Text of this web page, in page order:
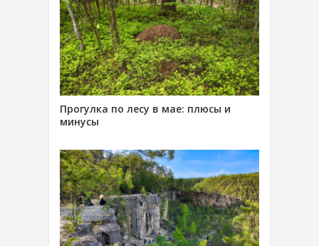
Прогулка по лесу в мае: плюсы и
минусы